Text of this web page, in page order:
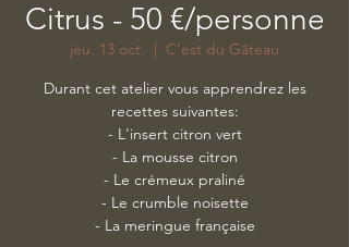
Citrus - 50 €/personne
jeu. 13 oct.
  |
C'est du Gâteau
Durant cet atelier vous apprendrez les
recettes suivantes:
- L'insert citron vert
- La mousse citron
- Le crémeux praliné
- Le crumble noisette
- La meringue française